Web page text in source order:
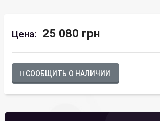
Цена: 25 080 грн
СООБЩИТЬ О НАЛИЧИИ